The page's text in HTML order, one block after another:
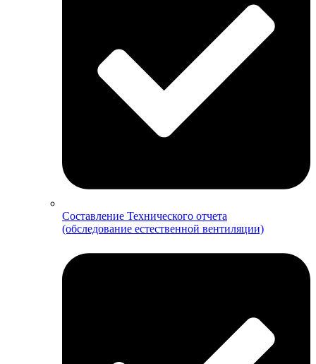
Составление Технического отчета
(обследование естественной вентиляции)